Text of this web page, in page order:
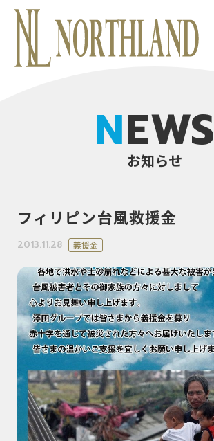
NEWS
お知らせ
フィリピン台風救援金
2013.11.28 義援金